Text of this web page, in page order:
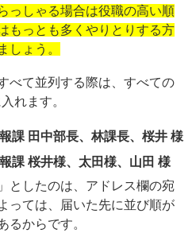
っしゃる場合は役職の高い順
もっとも多くやりとりする方
しょう。
べて並列する際は、すべての
れます。
課 田中部長、林課長、桜井 様
課 桜井様、太田様、山田 様
としたのは、アドレス欄の宛
っては、届いた先に並び順が
るからです。